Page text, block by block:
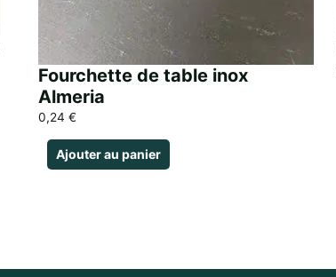
Fourchette de table inox
Almeria
0,24 €
Ajouter au panier